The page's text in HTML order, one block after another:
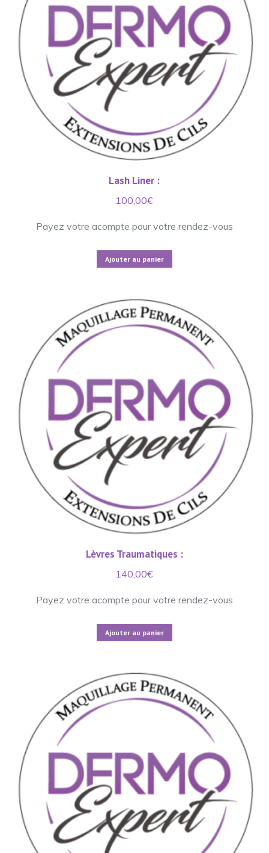
Lash Liner :
100,00€
Payez votre acompte pour votre rendez-vous
Ajouter au panier
Lèvres Traumatiques :
140,00€
Payez votre acompte pour votre rendez-vous
Ajouter au panier